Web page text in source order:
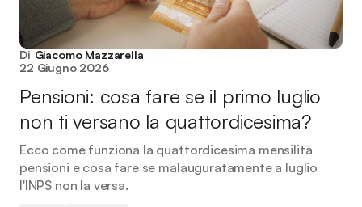
Di Giacomo Mazzarella
22 Giugno 2026
Pensioni: cosa fare se il primo luglio
non ti versano la quattordicesima?
Ecco come funziona la quattordicesima mensilità
pensioni e cosa fare se malauguratamente a luglio
l'INPS non la versa.